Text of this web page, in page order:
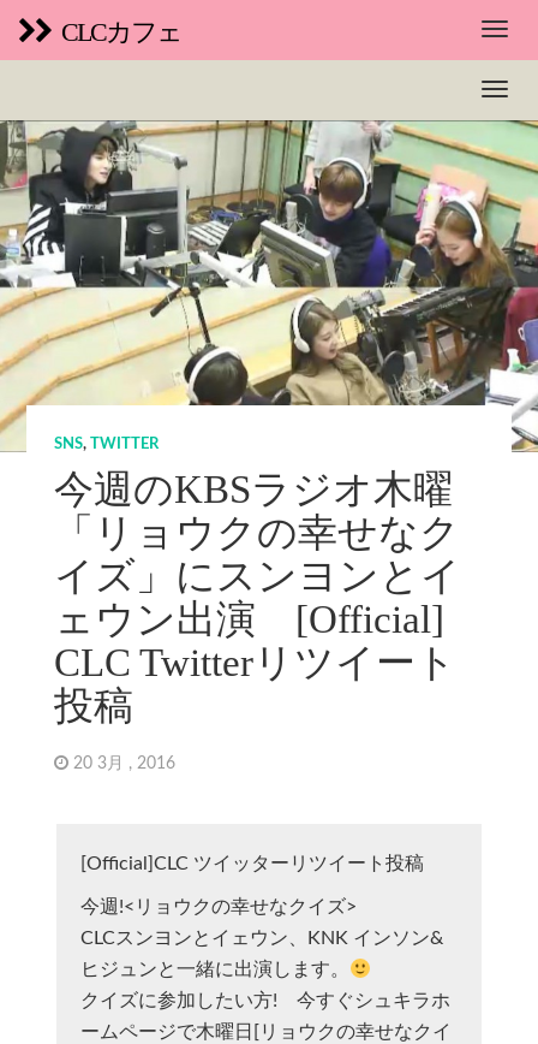
CLCカフェ
SNS, TWITTER
今週のKBSラジオ木曜
「リョウクの幸せなク
イズ」にスンヨンとイ
ェウン出演 [Official]
CLC Twitterリツイート
投稿
20 3月 , 2016
[Official]CLC ツイッターリツイート投稿
今週!<リョウクの幸せなクイズ>
CLCスンヨンとイェウン、KNK インソン&
ヒジュンと一緒に出演します。
クイズに参加したい方! 今すぐシュキラホ
ームページで木曜日[リョウクの幸せなクイ